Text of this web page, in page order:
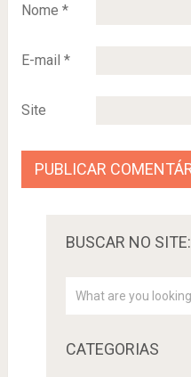
Nome *
E-mail *
Site
BUSCAR NO SITE:
CATEGORIAS